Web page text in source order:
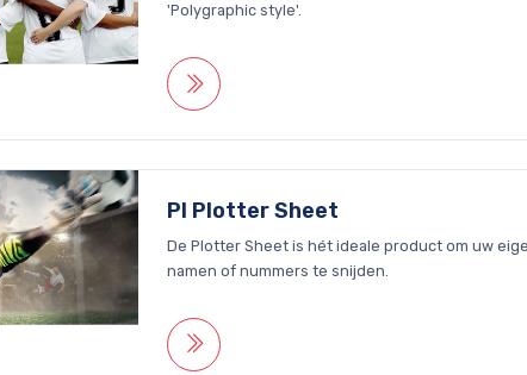
'Polygraphic style'.
PI Plotter Sheet
De Plotter Sheet is hét ideale product om uw
namen of nummers te snijden.